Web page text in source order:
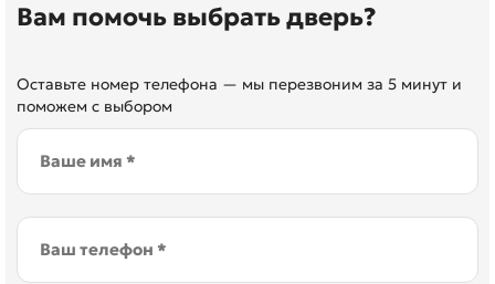
Вам помочь выбрать дверь?
Оставьте номер телефона — мы перезвоним за 5 минут и
поможем с выбором